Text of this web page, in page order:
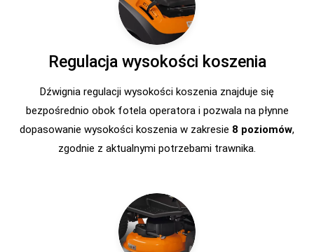
Regulacja wysokości koszenia
Dźwignia regulacji wysokości koszenia znajduje się
bezpośrednio obok fotela operatora i pozwala na płynne
dopasowanie wysokości koszenia w zakresie 8 poziomów,
zgodnie z aktualnymi potrzebami trawnika.